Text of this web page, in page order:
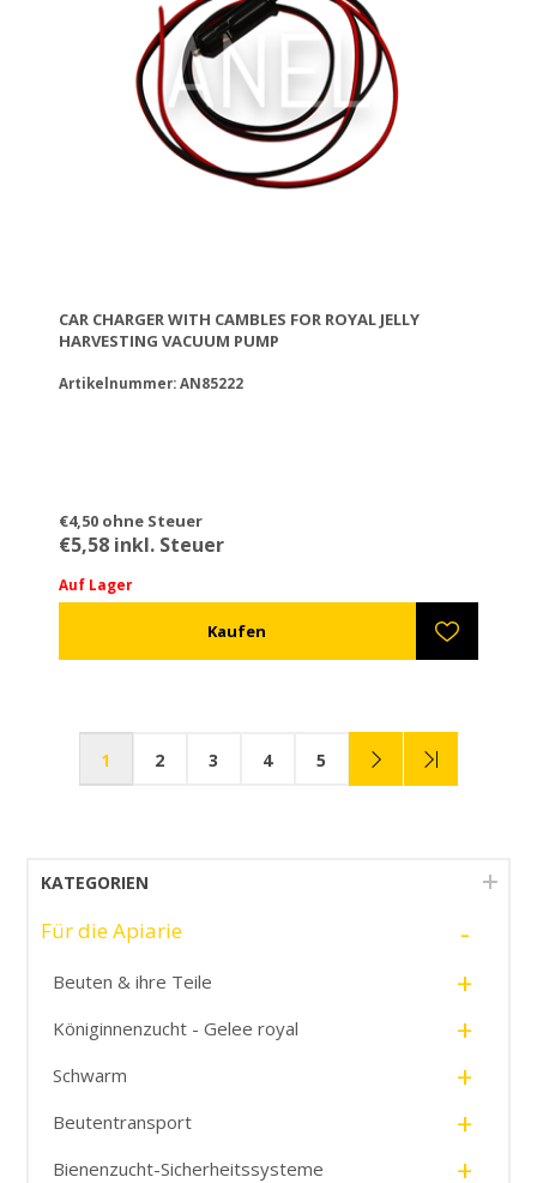
CAR CHARGER WITH CAMBLES FOR ROYAL JELLY
HARVESTING VACUUM PUMP
Artikelnummer: AN85222
€4,50 ohne Steuer
€5,58 inkl. Steuer
Auf Lager
1 2 3 4 5
KATEGORIEN
Für die Apiarie -
Beuten & ihre Teile +
Königinnenzucht - Gelee royal +
Schwarm +
Beutentransport +
Bienenzucht-Sicherheitssysteme +